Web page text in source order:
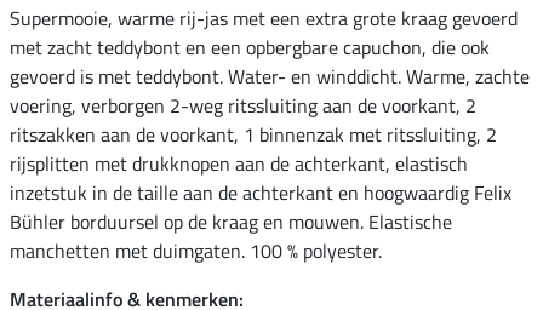
Supermooie, warme rij-jas met een extra grote kraag gevoerd
met zacht teddybont en een opbergbare capuchon, die ook
gevoerd is met teddybont. Water- en winddicht. Warme, zachte
voering, verborgen 2-weg ritssluiting aan de voorkant, 2
ritszakken aan de voorkant, 1 binnenzak met ritssluiting, 2
rijsplitten met drukknopen aan de achterkant, elastisch
inzetstuk in de taille aan de achterkant en hoogwaardig Felix
Bühler borduursel op de kraag en mouwen. Elastische
manchetten met duimgaten. 100 % polyester.
Materiaalinfo & kenmerken: